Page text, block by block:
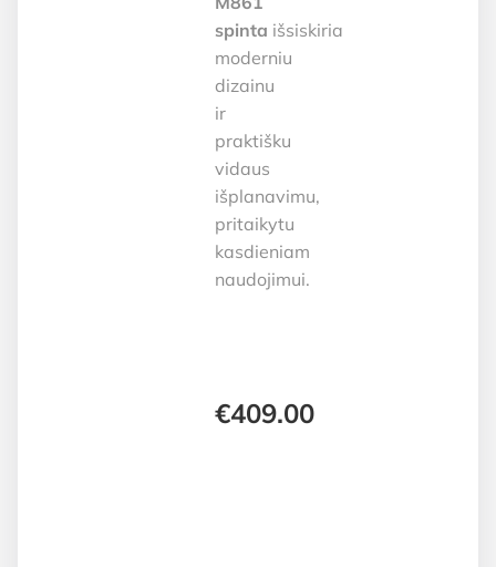
spinta išsiskiria
moderniu
dizainu
ir
praktišku
vidaus
išplanavimu,
pritaikytu
kasdieniam
naudojimui.
€409.00